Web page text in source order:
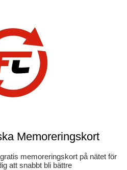
Memoreringskort
memoreringskort på nätet för
att snabbt bli bättre